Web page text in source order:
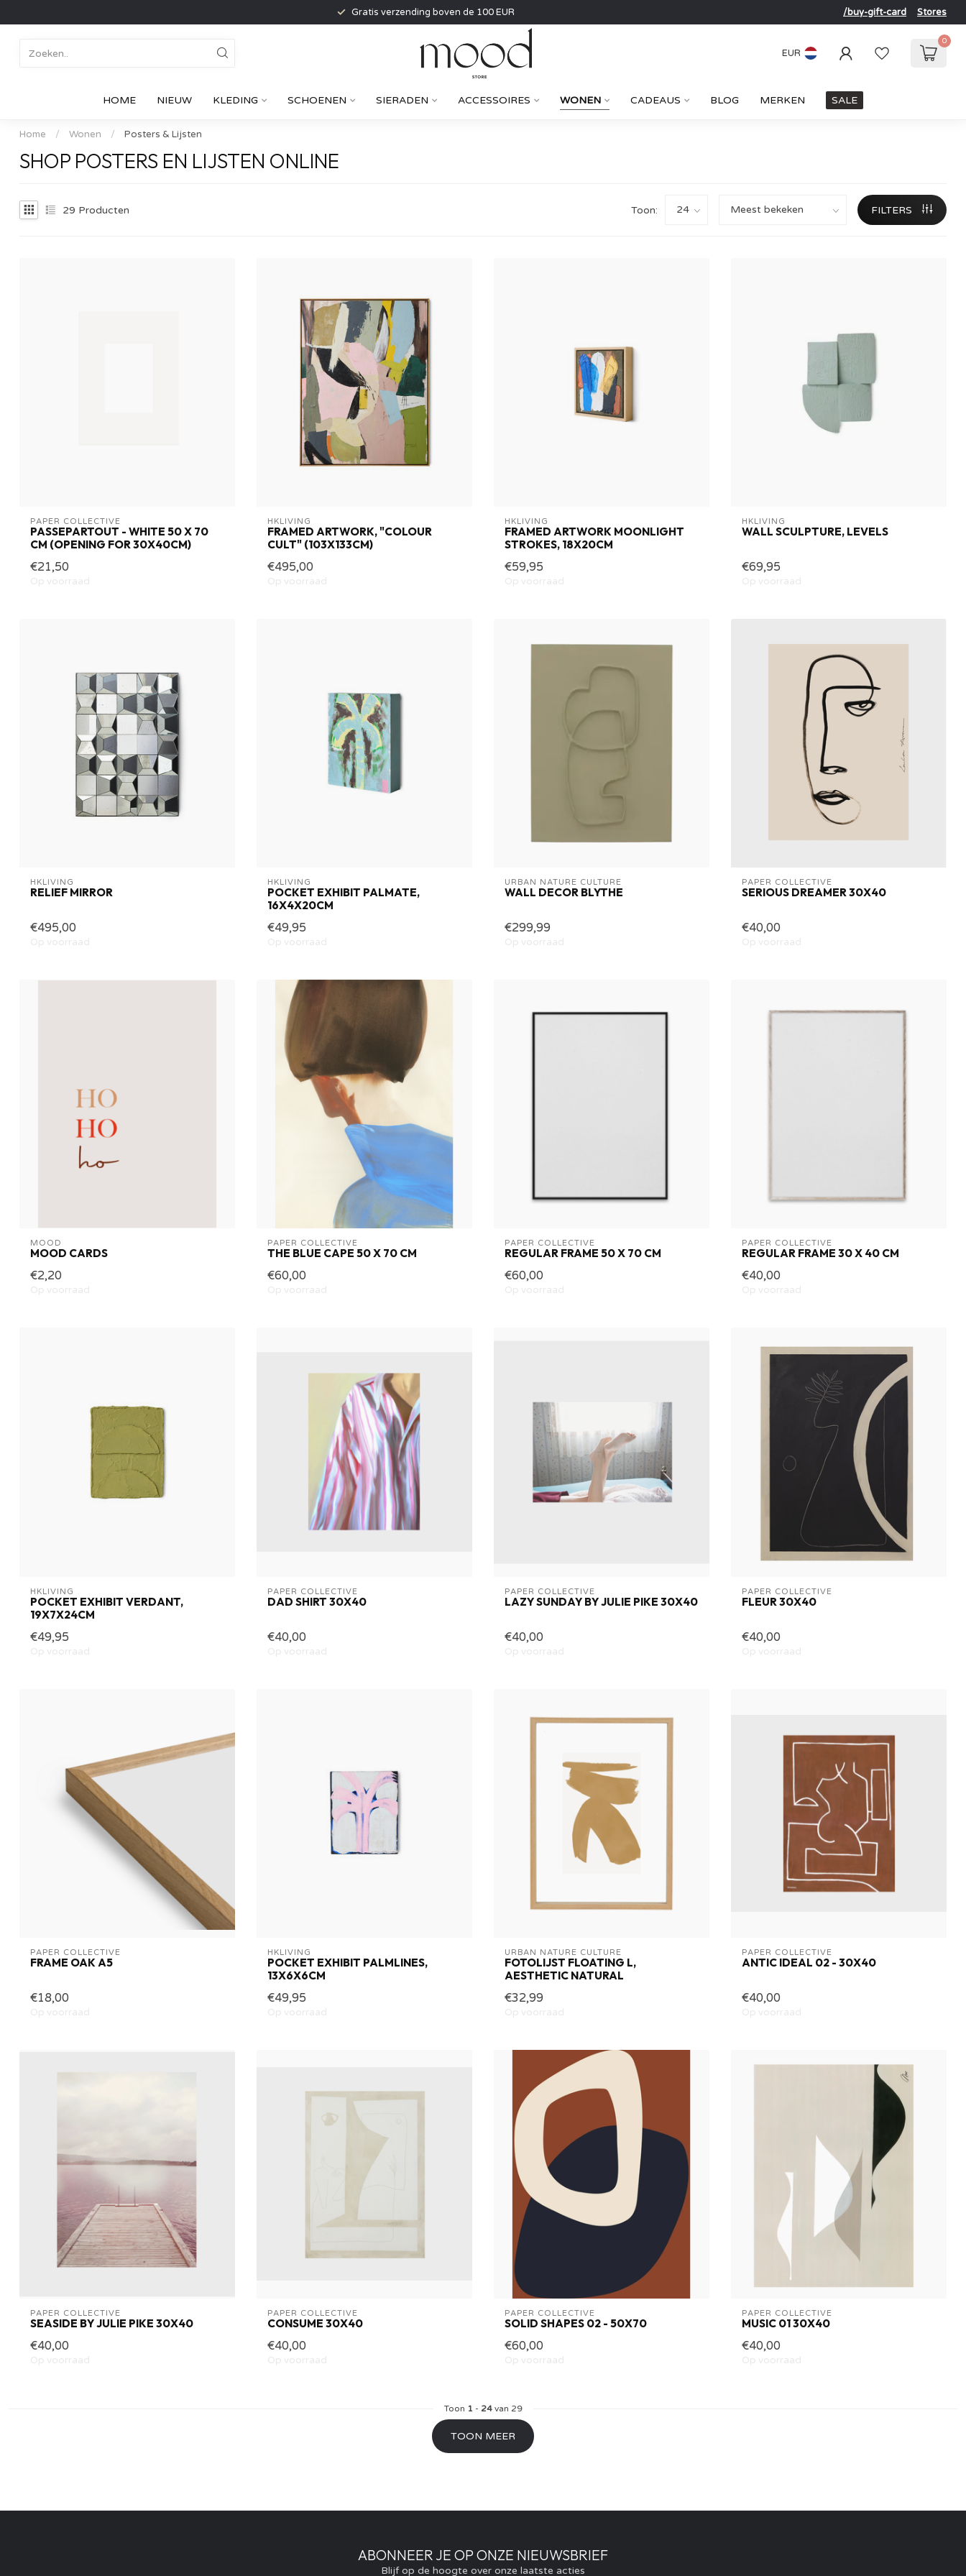
Gratis verzending boven de 100 EUR /buy-gift-card Stores
EUR
0
HOME NIEUW KLEDING SCHOENEN SIERADEN ACCESSOIRES WONEN CADEAUS BLOG MERKEN SALE
Home / Wonen / Posters & Lijsten
SHOP POSTERS EN LIJSTEN ONLINE
29 Producten Toon: FILTERS
PAPER COLLECTIVE
PASSEPARTOUT - WHITE 50 X 70
CM (OPENING FOR 30X40CM)
€21,50
Op voorraad
HKLIVING
FRAMED ARTWORK, "COLOUR
CULT" (103X133CM)
€495,00
Op voorraad
HKLIVING
FRAMED ARTWORK MOONLIGHT
STROKES, 18X20CM
€59,95
Op voorraad
HKLIVING
WALL SCULPTURE, LEVELS
€69,95
Op voorraad
HKLIVING
RELIEF MIRROR
€495,00
Op voorraad
HKLIVING
POCKET EXHIBIT PALMATE,
16X4X20CM
€49,95
Op voorraad
URBAN NATURE CULTURE
WALL DECOR BLYTHE
€299,99
Op voorraad
PAPER COLLECTIVE
SERIOUS DREAMER 30X40
€40,00
Op voorraad
MOOD
MOOD CARDS
€2,20
Op voorraad
PAPER COLLECTIVE
THE BLUE CAPE 50 X 70 CM
€60,00
Op voorraad
PAPER COLLECTIVE
REGULAR FRAME 50 X 70 CM
€60,00
Op voorraad
PAPER COLLECTIVE
REGULAR FRAME 30 X 40 CM
€40,00
Op voorraad
HKLIVING
POCKET EXHIBIT VERDANT,
19X7X24CM
€49,95
Op voorraad
PAPER COLLECTIVE
DAD SHIRT 30X40
€40,00
Op voorraad
PAPER COLLECTIVE
LAZY SUNDAY BY JULIE PIKE 30X40
€40,00
Op voorraad
PAPER COLLECTIVE
FLEUR 30X40
€40,00
Op voorraad
PAPER COLLECTIVE
FRAME OAK A5
€18,00
Op voorraad
HKLIVING
POCKET EXHIBIT PALMLINES,
13X6X6CM
€49,95
Op voorraad
URBAN NATURE CULTURE
FOTOLIJST FLOATING L,
AESTHETIC NATURAL
€32,99
Op voorraad
PAPER COLLECTIVE
ANTIC IDEAL 02 - 30X40
€40,00
Op voorraad
PAPER COLLECTIVE
SEASIDE BY JULIE PIKE 30X40
€40,00
Op voorraad
PAPER COLLECTIVE
CONSUME 30X40
€40,00
Op voorraad
PAPER COLLECTIVE
SOLID SHAPES 02 - 50X70
€60,00
Op voorraad
PAPER COLLECTIVE
MUSIC 01 30X40
€40,00
Op voorraad
Toon 1 - 24van 29
TOON MEER
ABONNEER JE OP ONZE NIEUWSBRIEF
Blijf op de hoogte over onze laatste acties